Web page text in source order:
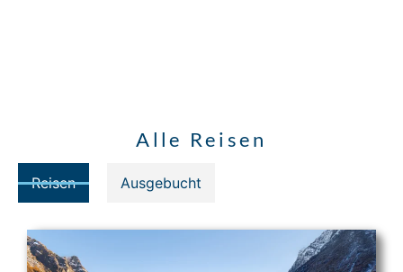
Alle Reisen
Reisen Ausgebucht